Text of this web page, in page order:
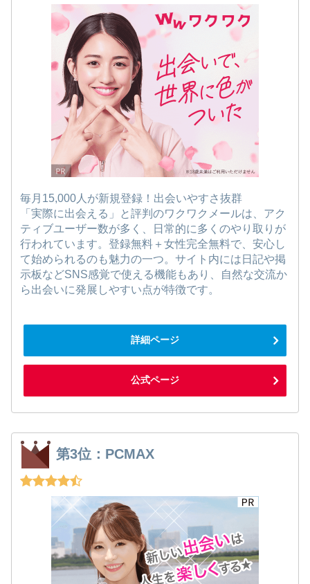
毎月15,000人が新規登録！出会いやすさ抜群
「実際に出会える」と評判のワクワクメールは、アク
ティブユーザー数が多く、日常的に多くのやり取りが
行われています。登録無料＋女性完全無料で、安心し
て始められるのも魅力の一つ。サイト内には日記や掲
示板などSNS感覚で使える機能もあり、自然な交流か
ら出会いに発展しやすい点が特徴です。
詳細ページ
公式ページ
第3位：PCMAX